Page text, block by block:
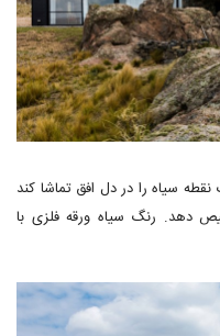
سیاه را در دل افق تماشا کند
دهد. رنگ سیاه ورقه فلزی با